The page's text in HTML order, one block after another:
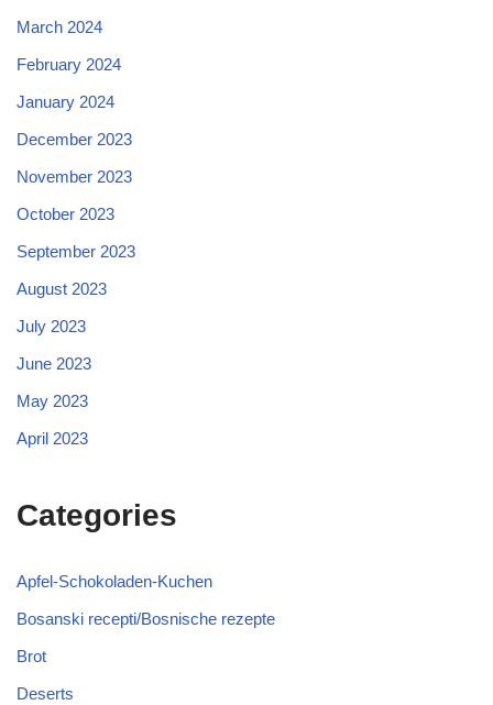
March 2024
February 2024
January 2024
December 2023
November 2023
October 2023
September 2023
August 2023
July 2023
June 2023
May 2023
April 2023
Categories
Apfel-Schokoladen-Kuchen
Bosanski recepti/Bosnische rezepte
Brot
Deserts